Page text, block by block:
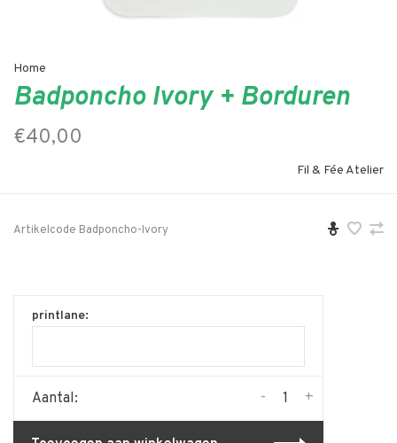
Home
Badponcho Ivory + Borduren
€40,00
Fil & Fée Atelier
Artikelcode Badponcho-Ivory
printlane:
Aantal: +
-